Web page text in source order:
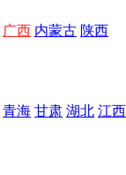
广西 内蒙古 陕西
青海 甘肃 湖北 江西